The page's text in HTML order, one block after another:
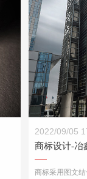
商标设计-冶
2022/09/05
商标设计-冶
商标采用图文